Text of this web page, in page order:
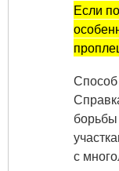
Если
Способ
с